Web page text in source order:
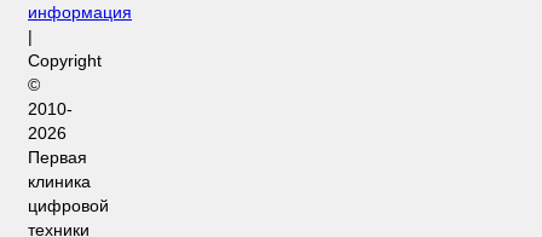
информация
|
Copyright
©
2010-
2026
Первая
клиника
цифровой
техники